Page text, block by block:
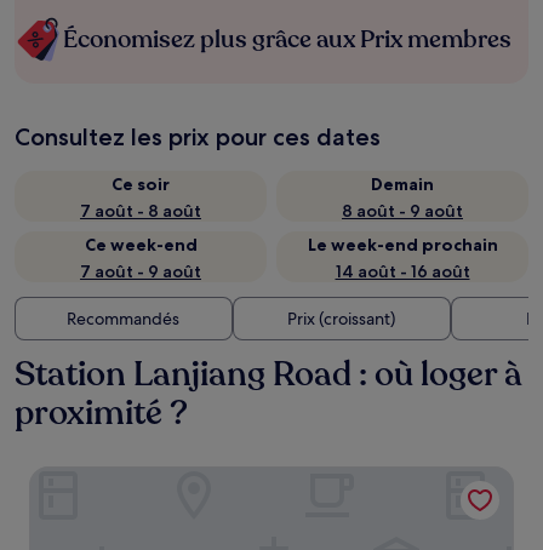
Économisez plus grâce aux Prix membres
Consultez les prix pour ces dates
Ce soir
7 août - 8 août
Demain
8 août - 9 août
Ce week-end
7 août - 9 août
Le week-end prochain
14 août - 16 août
Recommandés Prix (croissant)
Station Lanjiang Road : où loger à
proximité ?